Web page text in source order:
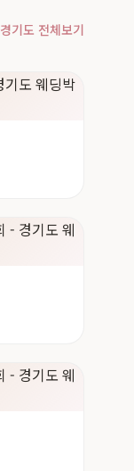
경기도 전체보기